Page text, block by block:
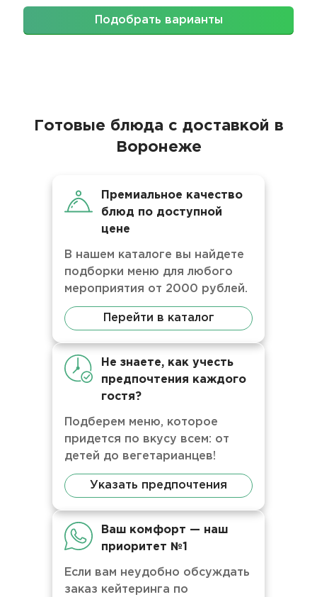
Подобрать варианты
Готовые блюда с доставкой в
Воронеже
Премиальное качество
блюд по доступной
цене
В нашем каталоге вы найдете
подборки меню для любого
мероприятия от 2000 рублей.
Перейти в каталог
Не знаете, как учесть
предпочтения каждого
гостя?
Подберем меню, которое
придется по вкусу всем: от
детей до вегетарианцев!
Указать предпочтения
Ваш комфорт — наш
приоритет №1
Если вам неудобно обсуждать
заказ кейтеринга по